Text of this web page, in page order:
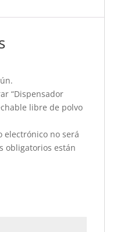
“Dispensador
libre de polvo
electrónico no será
obligatorios están